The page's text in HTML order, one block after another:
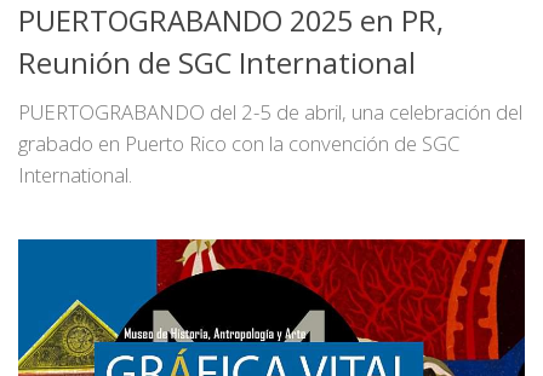
PUERTOGRABANDO 2025 en PR,
Reunión de SGC International
PUERTOGRABANDO del 2-5 de abril, una celebración del
grabado en Puerto Rico con la convención de SGC
International.